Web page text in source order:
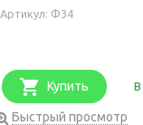
Артикул: Ф34
Купить В
Быстрый просмотр